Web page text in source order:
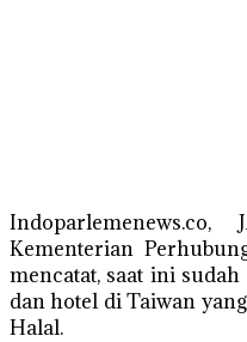
Indoparlemenews.co,
Kementerian
mencatat, saat ini
dan hotel di Taiwan
Halal.